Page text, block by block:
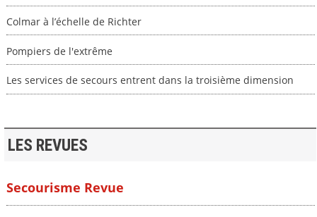
Colmar à l’échelle de Richter
Pompiers de l'extrême
Les services de secours entrent dans la troisième dimension
LES REVUES
Secourisme Revue